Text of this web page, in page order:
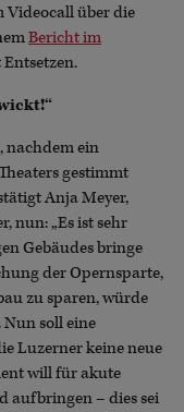
Videocall über die
Bericht im
nachdem ein
gestimmt
Anja Meyer,
nun: „Es ist sehr
Gebäudes bringe
der Opernsparte,
zu sparen, würde
soll eine
Luzerner keine neue
will für akute
aufbringen – dies sei